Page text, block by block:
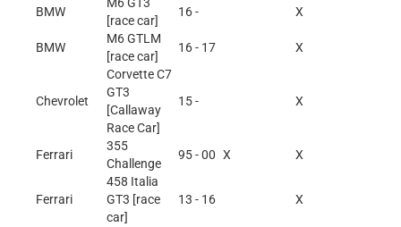
BMW
[race car]
16 - X
BMW
M6 GTLM
[race car]
16 - 17 X
Chevrolet
Corvette C7
GT3
[Callaway
Race Car]
15 - X
Ferrari
355
Challenge
95 - 00 X X
Ferrari
458 Italia
GT3 [race
car]
13 - 16 X